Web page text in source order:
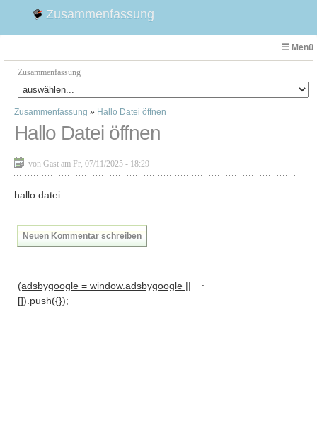
Zusammenfassung
☰ Menü
Zusammenfassung
Faust
Willhelm Tell
Effi Briest
Emilia Galotti
1. Weltkrieg Zusammenfassung
Weimarer Republik
Woyzeck
Zusammenfassung » Hallo Datei öffnen
Hallo Datei öffnen
von Gast am Fr, 07/11/2025 - 18:29
hallo datei
Neuen Kommentar schreiben
(adsbygoogle = window.adsbygoogle ||
[]).push({});